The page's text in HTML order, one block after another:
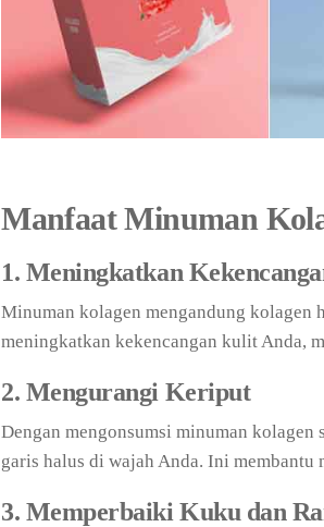
Manfaat Minuman
1. Meningkatkan
Minuman kolagen mengandung kolagen
meningkatkan kekencangan kulit Anda,
2. Mengurangi Keriput
Dengan mengonsumsi minuman
garis halus di wajah Anda. Ini
3. Memperbaiki Kuku dan